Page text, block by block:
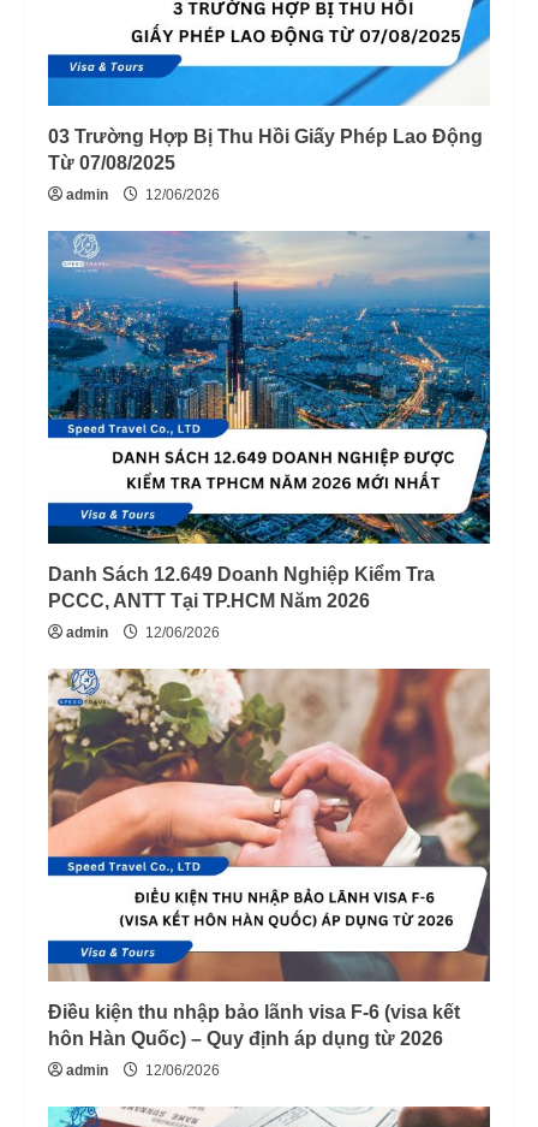
03 Trường Hợp Bị Thu Hồi Giấy Phép Lao Động
Từ 07/08/2025
admin 12/06/2026
Danh Sách 12.649 Doanh Nghiệp Kiểm Tra
PCCC, ANTT Tại TP.HCM Năm 2026
admin 12/06/2026
Điều kiện thu nhập bảo lãnh visa F-6 (visa kết
hôn Hàn Quốc) – Quy định áp dụng từ 2026
admin 12/06/2026